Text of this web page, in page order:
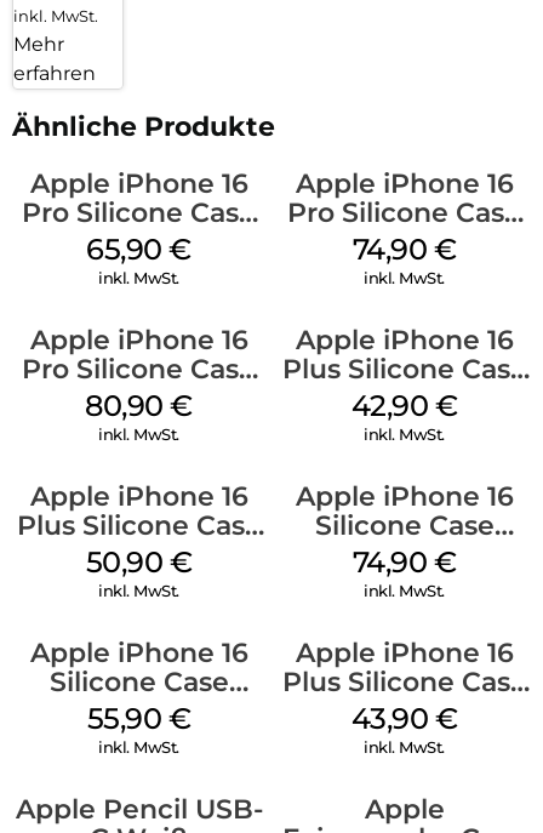
inkl. MwSt.
Mehr
erfahren
Ähnliche Produkte
Apple iPhone 16
Pro Silicone Case
MagSafe Denim
65,90€
inkl. MwSt.
Apple iPhone 16
Pro Silicone Case
MagSafe Black
74,90 €
inkl. MwSt.
Apple iPhone 16
Pro Silicone Case
MagSafe Stone
Gray
80,90€
inkl. MwSt.
Apple iPhone 16
Plus Silicone Case
MagSafe Plum
42,90 €
inkl. MwSt.
Apple iPhone 16
Plus Silicone Case
MagSafe Lake
Green
50,90 €
inkl. MwSt.
Apple iPhone 16
Silicone Case
MagSafe Black
74,90 €
inkl. MwSt.
Apple iPhone 16
Silicone Case
MagSafe
Ultramarine
55,90 €
inkl. MwSt.
Apple iPhone 16
Plus Silicone Case
MagSafe Black
43,90 €
inkl. MwSt.
Apple Pencil USB-
Apple